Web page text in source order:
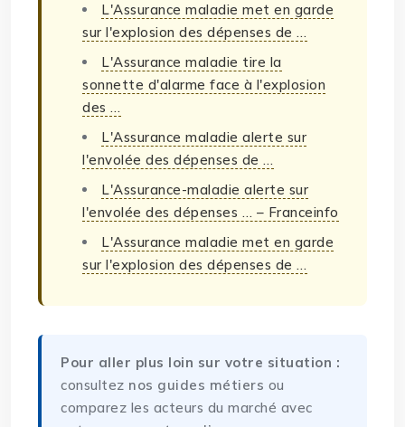
L'Assurance maladie met en garde
sur l'explosion des dépenses de …
L'Assurance maladie tire la
sonnette d'alarme face à l'explosion
des …
L'Assurance maladie alerte sur
l'envolée des dépenses de …
L'Assurance-maladie alerte sur
l'envolée des dépenses … – Franceinfo
L'Assurance maladie met en garde
sur l'explosion des dépenses de …
Pour aller plus loin sur votre situation :
consultez nos guides métiers ou
comparez les acteurs du marché avec